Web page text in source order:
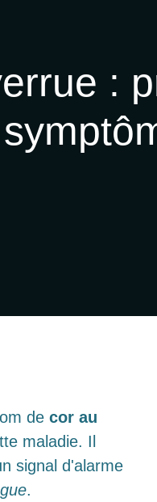
:
de cor au
maladie. Il
signal d'alarme
.